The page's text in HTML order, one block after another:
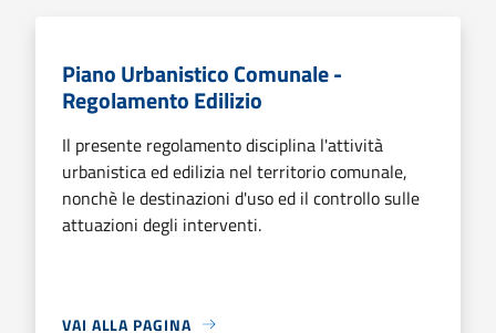
Piano Urbanistico Comunale -
Regolamento Edilizio
Il presente regolamento disciplina l'attività
urbanistica ed edilizia nel territorio comunale,
nonchè le destinazioni d'uso ed il controllo sulle
attuazioni degli interventi.
VAI ALLA PAGINA